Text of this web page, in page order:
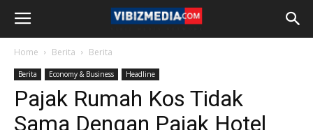
Home Berita Berita
Berita Economy & Business Headline
Pajak Rumah Kos Tidak
Sama Dengan Pajak Hotel